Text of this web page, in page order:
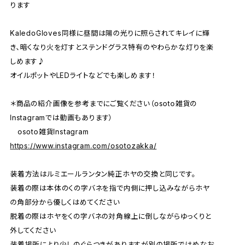
ります
KaledoGloves同様に昼間は陽の光りに照らされてキレイに輝
き、暗くなり火を灯すとステンドグラス特有のやわらかな灯りを楽
しめます♪
オイルポットやLEDライトなどでも楽しめます！
＊商品の紹介画像を参考までにご覧ください（osoto雑貨の
Instagramでは動画もあります）
osoto雑貨Instagram
https://www.instagram.com/osotozakka/
装着方法はルミエールランタン純正ホヤの交換と同じです。
装着の際は本体のくの字バネを指で内側に押し込みながらホヤ
の角部分から優しくはめてください
脱着の際はホヤをくの字バネの対角線上に倒しながらゆっくりと
外してください